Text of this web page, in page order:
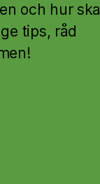
och hur ska
tips, råd